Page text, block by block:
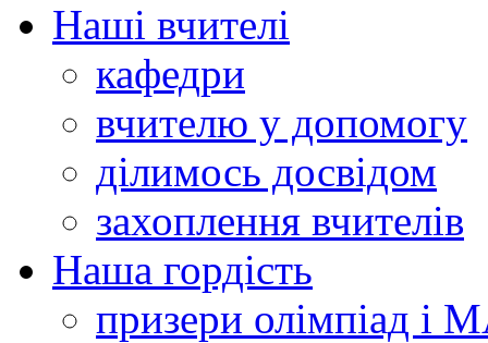
Наші вчителі
кафедри
вчителю у допомогу
ділимось досвідом
захоплення вчителів
Наша гордість
призери олімпіад і